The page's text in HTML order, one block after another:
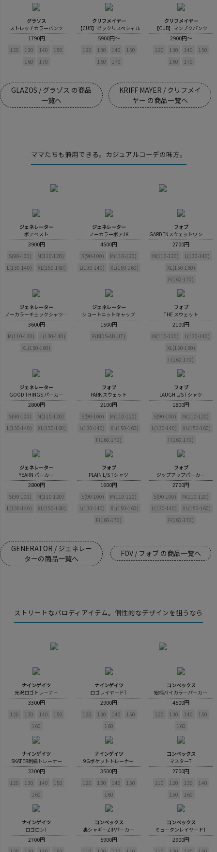
グラソス
ストレッチカラーパンツ
1790円
120 130 140
150
160
170
クリフメイヤー
【CUB】ビックリスペシャル
5900円～
120 130 140
150
160
170
クリフメイヤー
【CUB】マンプクパンツ
2900円～
120 130 140
150
160
170
GLAZOS / グラゾス の商品
一覧へ
KRIFF MAYER / クリフメイ
ヤー の商品一覧へ
ママたちも兼用できる。カジュアルコーデの味方。
ジェネレーター
ボアベスト
3900円
S(90-100)
M(110-120)
L(130-140)
XL(150-160)
ジェネレーター
ノーカラーボアJK
4500円
S(90-100)
M(110-120)
L(130-140)
XL(150-160)
フォブ
GARDENスウェットワンピース
2700円
M(110-120)
L(130-140)
XL(150-160)
F(160-170)
ジェネレーター
ノーカラーチェックシャツコート
3600円
M(110-120)
L(130-140)
XL(150-160)
ジェネレーター
ショートニットキャップ
1500円
F(KIDS-ADULT)
フォブ
THE スウェット
2100円
M(110-120)
L(130-140)
XL(150-160)
F(160-170)
ジェネレーター
GOOD THINGS パーカー
2800円
S(90-100)
M(110-120)
L(130-140)
XL(150-160)
フォブ
PARK スウェット
2100円
S(90-100)
M(110-120)
L(130-140)
XL(150-160)
F(160-170)
フォブ
LAUGH L/S Tシャツ
1800円
S(90-100)
M(110-120)
L(130-140)
XL(150-160)
F(160-170)
ジェネレーター
YEARN パーカー
2800円
S(90-100)
M(110-120)
L(130-140)
XL(150-160)
フォブ
PLAIN L/S Tシャツ
1600円
S(90-100)
M(110-120)
L(130-140)
XL(150-160)
F(160-170)
フォブ
ジップアップパーカー
2700円
S(90-100)
M(110-120)
L(130-140)
XL(150-160)
F(160-170)
GENERATOR / ジェネレー
ターの商品一覧へ
FOV / フォブ の商品一覧へ
ストリートなパロディアイテム。個性的なデザインを狙うなら
ナインゲイツ
光沢ロゴトレーナー
3300円
120 130 140
150
160
ナインゲイツ
ロゴレイヤードT
2900円
120 130 140
150
160
コンベックス
総柄バイカラーパーカー
4500円
120 130 140
150
160
ナインゲイツ
SKATER刺繍トレーナー
3300円
120 130 140
150
160
ナインゲイツ
9Gポケットトレーナー
3500円
120 130 140
150
160
コンベックス
マスターT
2700円
110 120 130
140
150
160
ナインゲイツ
ロゴロンT
2700円
コンベックス
裏シャギーZIPパーカー
5900円
コンベックス
ミュータンレイヤードT
2900円